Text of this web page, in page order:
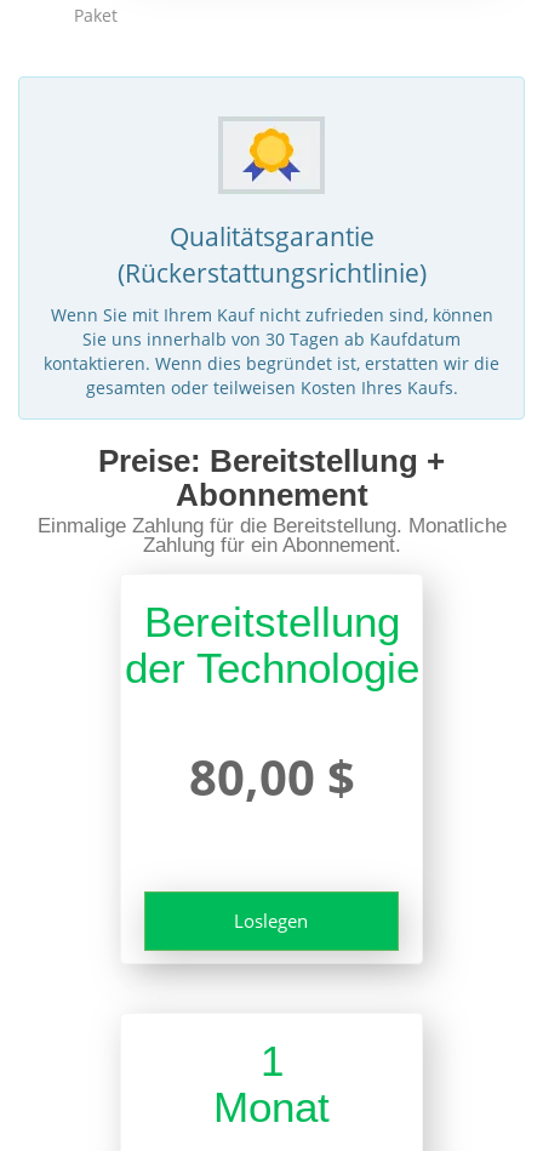
Paket
Qualitätsgarantie
(Rückerstattungsrichtlinie)
Wenn Sie mit Ihrem Kauf nicht zufrieden sind, können
Sie uns innerhalb von 30 Tagen ab Kaufdatum
kontaktieren. Wenn dies begründet ist, erstatten wir die
gesamten oder teilweisen Kosten Ihres Kaufs.
Preise: Bereitstellung +
Abonnement
Einmalige Zahlung für die Bereitstellung. Monatliche
Zahlung für ein Abonnement.
Bereitstellung
der Technologie
80,00 $
Loslegen
1
Monat